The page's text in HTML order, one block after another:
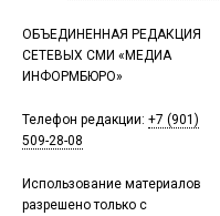
ОБЪЕДИНЕННАЯ РЕДАКЦИЯ
СЕТЕВЫХ СМИ «МЕДИА
ИНФОРМБЮРО»
Телефон редакции: +7 (901)
509-28-08
Использование материалов
разрешено только с